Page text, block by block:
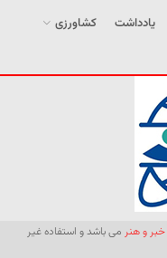
یادداشت
کشاورزی
خبر و هنر می باشد و استفاده غیر